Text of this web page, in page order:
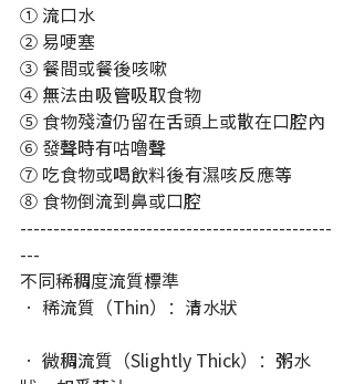
① 流口水
② 易哽塞
③ 餐間或餐後咳嗽
④ 無法由吸管吸取食物
⑤ 食物殘渣仍留在舌頭上或散在口腔內
⑥ 發聲時有咕嚕聲
⑦ 吃食物或喝飲料後有濕咳反應等
⑧ 食物倒流到鼻或口腔
-----------------------------------------------
---
不同稀稠度流質標準
• 稀流質（Thin）：清水狀
• 微稠流質（Slightly Thick）：粥水